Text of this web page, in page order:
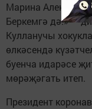
Марина
Беркемгә дә!» —
Кулланучы
өлкәсендә
буенча идарәсе
мөрәҗәгать итеп.
Президент